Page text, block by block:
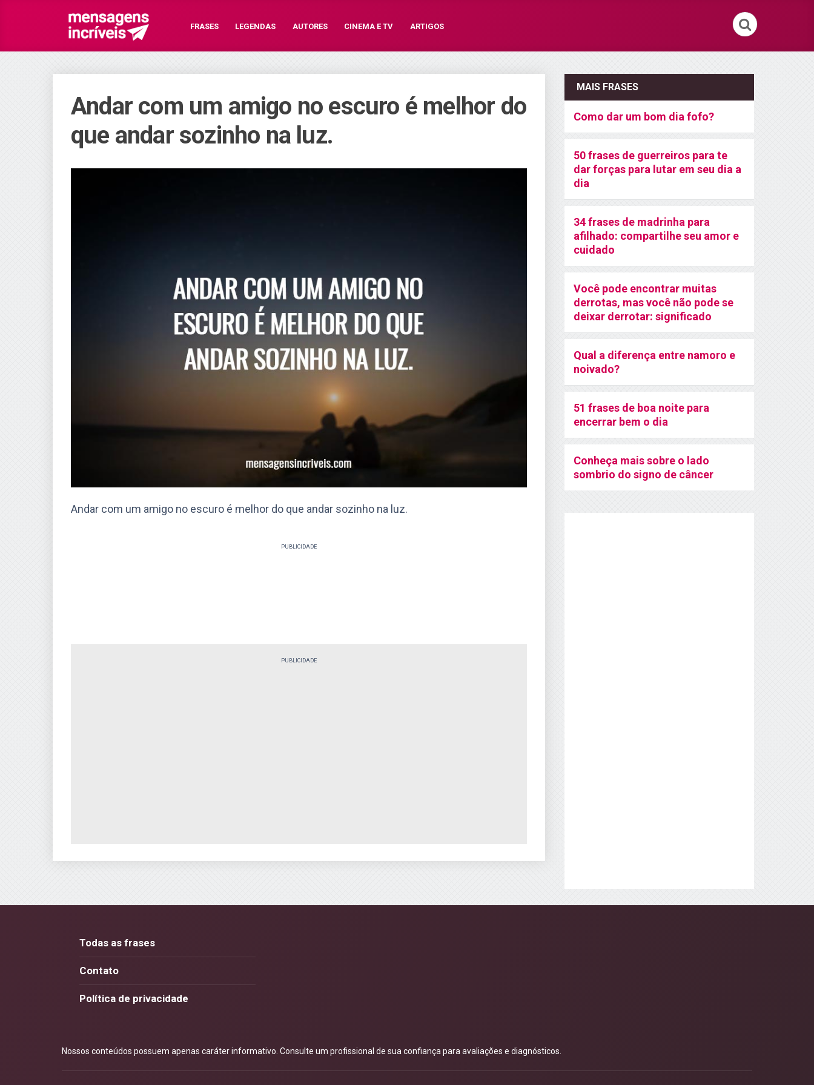
FRASES LEGENDAS AUTORES CINEMA E TV ARTIGOS
Andar com um amigo no escuro é melhor do
que andar sozinho na luz.
Andar com um amigo no escuro é melhor do que andar sozinho na luz.
PUBLICIDADE
PUBLICIDADE
MAIS FRASES
Como dar um bom dia fofo?
50 frases de guerreiros para te
dar forças para lutar em seu dia a
dia
34 frases de madrinha para
afilhado: compartilhe seu amor e
cuidado
Você pode encontrar muitas
derrotas, mas você não pode se
deixar derrotar: significado
Qual a diferença entre namoro e
noivado?
51 frases de boa noite para
encerrar bem o dia
Conheça mais sobre o lado
sombrio do signo de câncer
Todas as frases
Contato
Política de privacidade
Nossos conteúdos possuem apenas caráter informativo. Consulte um profissional de sua confiança para avaliações e diagnósticos.